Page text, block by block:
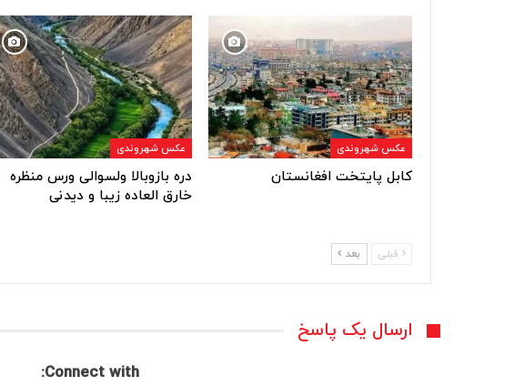
عکس شهروندی
کابل پایتخت افغانستان
عکس شهروندی
دره بازوبالا ولسوالی ورس منظره
خارق العاده زیبا و دیدنی
قبلی بعد
ارسال یک پاسخ
Connect with: